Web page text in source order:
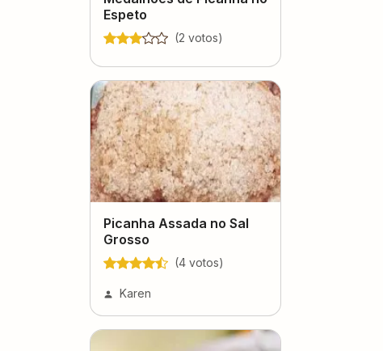
Espeto
(2 votos)
Picanha Assada no Sal
Grosso
(4 votos)
Karen